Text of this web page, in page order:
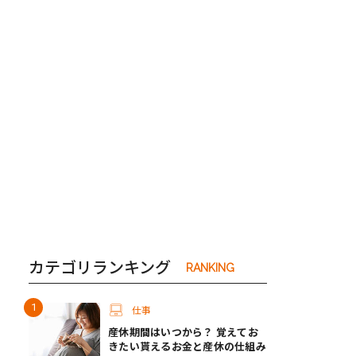
夫婦
カテゴリランキング RANKING
仕事
産休期間はいつから？ 覚えてお
きたい貰えるお金と産休の仕組み